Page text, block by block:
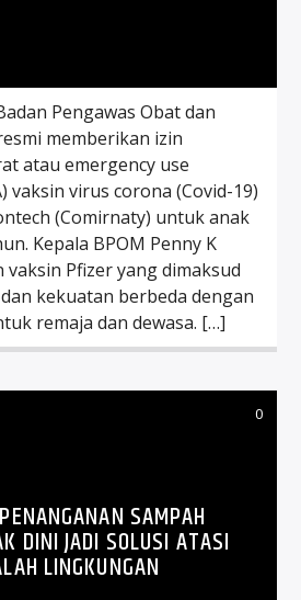
Pengawas Obat dan
memberikan izin
atau emergency use
vaksin virus corona (Covid-19)
(Comirnaty) untuk anak
Kepala BPOM Penny K
Pfizer yang dimaksud
kekuatan berbeda dengan
remaja dan dewasa. […]
0
SAMPAH
DINI JADI SOLUSI ATASI
LINGKUNGAN